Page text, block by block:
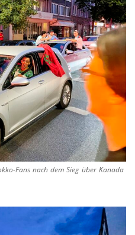
Fans nach dem Sieg über Kanada